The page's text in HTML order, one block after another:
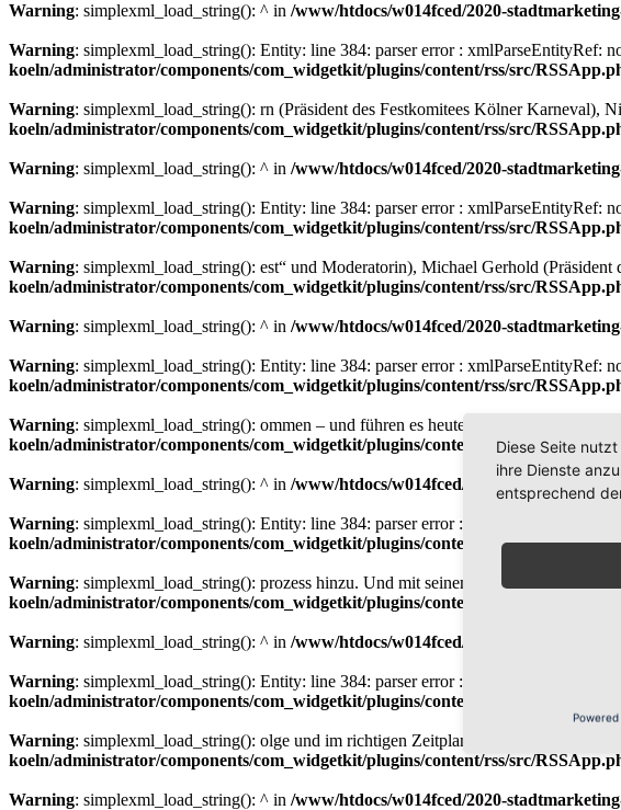
Warning: simplexml_load_string(): ^ in /www/htdocs/w014fced/2020-
Warning: simplexml_load_string(): Entity: line 384: parser error : xmlParseEntityRef:
koeln/administrator/components/com_widgetkit/plugins/content/rss/src/
Warning: simplexml_load_string(): rn (Präsident des Festkomitees Kölner Karneval),
koeln/administrator/components/com_widgetkit/plugins/content/rss/src/
Warning: simplexml_load_string(): ^ in /www/htdocs/w014fced/2020-
Warning: simplexml_load_string(): Entity: line 384: parser error : xmlParseEntityRef:
koeln/administrator/components/com_widgetkit/plugins/content/rss/src/
Warning: simplexml_load_string(): est“ und Moderatorin), Michael Gerhold
koeln/administrator/components/com_widgetkit/plugins/content/rss/src/
Warning: simplexml_load_string(): ^ in /www/htdocs/w014fced/2020-
Warning: simplexml_load_string(): Entity: line 384: parser error : xmlParseEntityRef:
koeln/administrator/components/com_widgetkit/plugins/content/rss/src/
Warning: simplexml_load_string(): ommen – und führen es heute in 10. Generation.
koeln/administrator/components/com_widgetkit/plugins/content/rss/src/
Warning: simplexml_load_string(): ^ in /www/htdocs/w014fced/2020-
Warning: simplexml_load_string(): Entity: line 384: parser error : xmlParseEntityRef:
koeln/administrator/components/com_widgetkit/plugins/content/rss/src/
Warning: simplexml_load_string(): prozess hinzu. Und mit seinem Kölner
koeln/administrator/components/com_widgetkit/plugins/content/rss/src/
Warning: simplexml_load_string(): ^ in /www/htdocs/w014fced/2020-
Warning: simplexml_load_string(): Entity: line 384: parser error : xmlParseEntityRef:
koeln/administrator/components/com_widgetkit/plugins/content/rss/src/
Warning: simplexml_load_string(): olge und im richtigen Zeitplan zusammenzusetzen.
koeln/administrator/components/com_widgetkit/plugins/content/rss/src/
Warning: simplexml_load_string(): ^ in /www/htdocs/w014fced/2020-
Diese Seite
ihre Dienste
entsprechend
Powered